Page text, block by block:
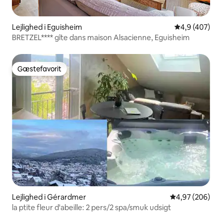
Lejlighed i Eguisheim 4,9 ud af 5 i
4,9 (407)
BRETZEL**** gîte dans maison Alsacienne, Eguisheim
Gæstefavorit
Gæstefavorit
Lejlighed i Gérardmer 4,97 ud af 5 i
4,97 (206)
la ptite fleur d'abeille: 2 pers/2 spa/smuk udsigt